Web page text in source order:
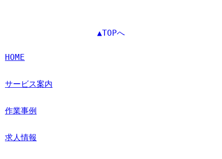
▲TOPへ
HOME
サービス案内
作業事例
求人情報